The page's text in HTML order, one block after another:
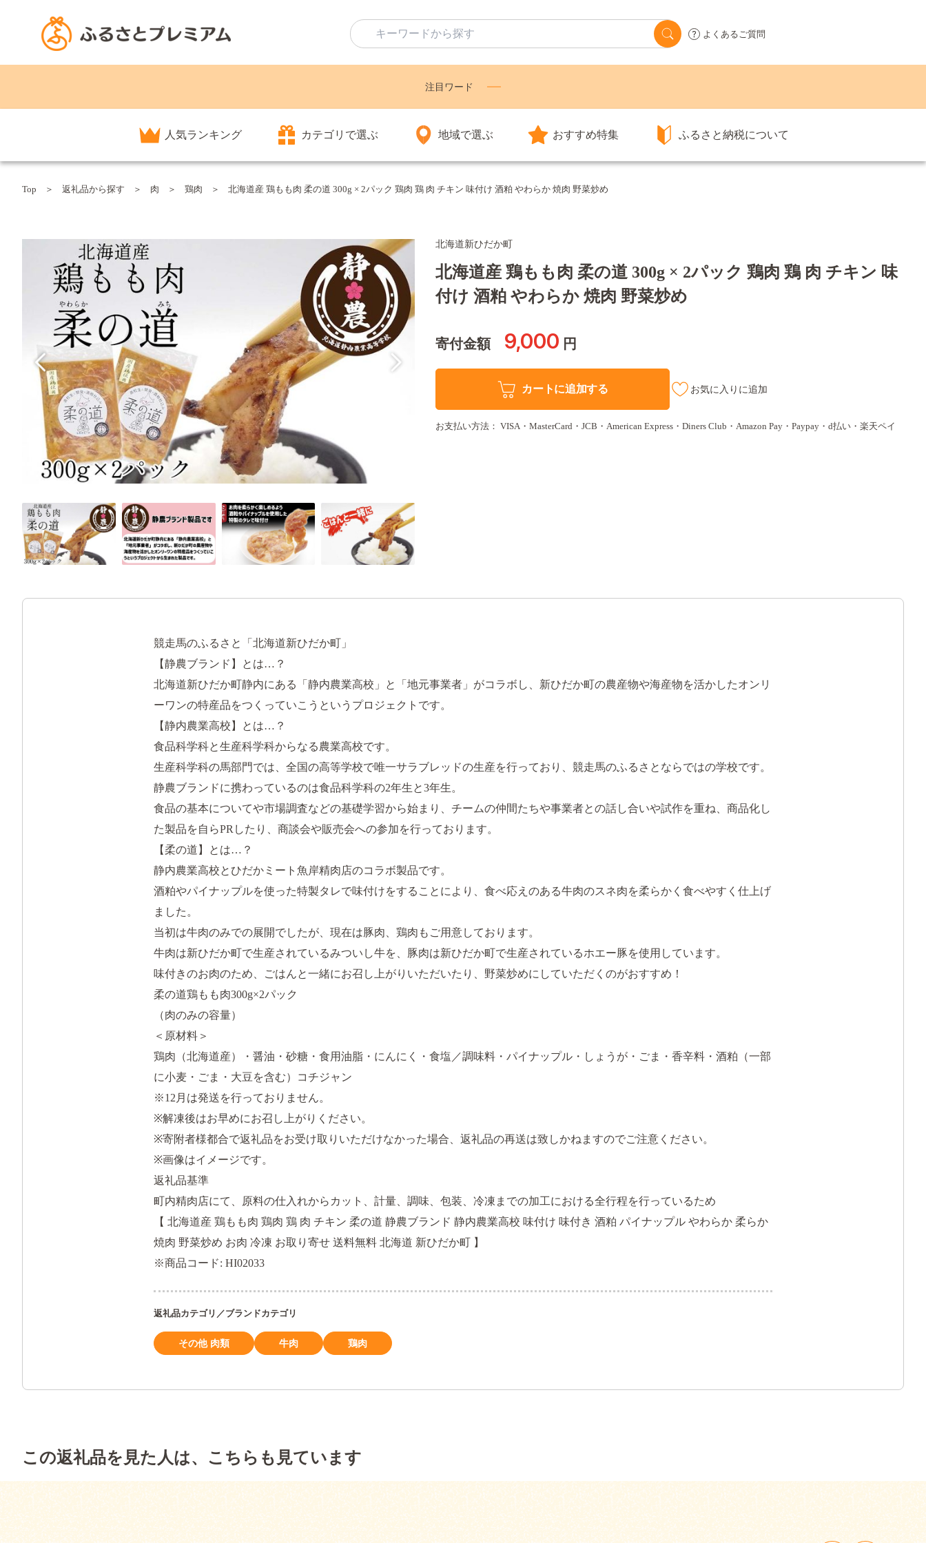
よくあるご質問
注目ワード
人気ランキング カテゴリで選ぶ 地域で選ぶ おすすめ特集 ふるさと納税について
Top 返礼品から探す 肉 鶏肉 北海道産 鶏もも肉 柔の道 300g × 2パック 鶏肉 鶏 肉 チキン 味付け 酒粕 やわらか 焼肉 野菜炒め
北海道新ひだか町
北海道産 鶏もも肉 柔の道 300g × 2パック 鶏肉 鶏 肉 チキン 味
付け 酒粕 やわらか 焼肉 野菜炒め
寄付金額 9,000 円
カートに追加する お気に入りに追加
お支払い方法： VISA・MasterCard・JCB・American Express・Diners Club・Amazon Pay・Paypay・d払い・楽天ペイ
競走馬のふるさと「北海道新ひだか町」
【静農ブランド】とは…？
北海道新ひだか町静内にある「静内農業高校」と「地元事業者」がコラボし、新ひだか町の農産物や海産物を活かしたオンリ
ーワンの特産品をつくっていこうというプロジェクトです。
【静内農業高校】とは…？
食品科学科と生産科学科からなる農業高校です。
生産科学科の馬部門では、全国の高等学校で唯一サラブレッドの生産を行っており、競走馬のふるさとならではの学校です。
静農ブランドに携わっているのは食品科学科の2年生と3年生。
食品の基本についてや市場調査などの基礎学習から始まり、チームの仲間たちや事業者との話し合いや試作を重ね、商品化し
た製品を自らPRしたり、商談会や販売会への参加を行っております。
【柔の道】とは…？
静内農業高校とひだかミート魚岸精肉店のコラボ製品です。
酒粕やパイナップルを使った特製タレで味付けをすることにより、食べ応えのある牛肉のスネ肉を柔らかく食べやすく仕上げ
ました。
当初は牛肉のみでの展開でしたが、現在は豚肉、鶏肉もご用意しております。
牛肉は新ひだか町で生産されているみついし牛を、豚肉は新ひだか町で生産されているホエー豚を使用しています。
味付きのお肉のため、ごはんと一緒にお召し上がりいただいたり、野菜炒めにしていただくのがおすすめ！
柔の道鶏もも肉300g×2パック
（肉のみの容量）
＜原材料＞
鶏肉（北海道産）・醤油・砂糖・食用油脂・にんにく・食塩／調味料・パイナップル・しょうが・ごま・香辛料・酒粕（一部
に小麦・ごま・大豆を含む）コチジャン
※12月は発送を行っておりません。
※解凍後はお早めにお召し上がりください。
※寄附者様都合で返礼品をお受け取りいただけなかった場合、返礼品の再送は致しかねますのでご注意ください。
※画像はイメージです。
返礼品基準
町内精肉店にて、原料の仕入れからカット、計量、調味、包装、冷凍までの加工における全行程を行っているため
【 北海道産 鶏もも肉 鶏肉 鶏 肉 チキン 柔の道 静農ブランド 静内農業高校 味付け 味付き 酒粕 パイナップル やわらか 柔らか
焼肉 野菜炒め お肉 冷凍 お取り寄せ 送料無料 北海道 新ひだか町 】
※商品コード: HI02033
返礼品カテゴリ／ブランドカテゴリ
その他 肉類 牛肉 鶏肉
この返礼品を見た人は、こちらも見ています